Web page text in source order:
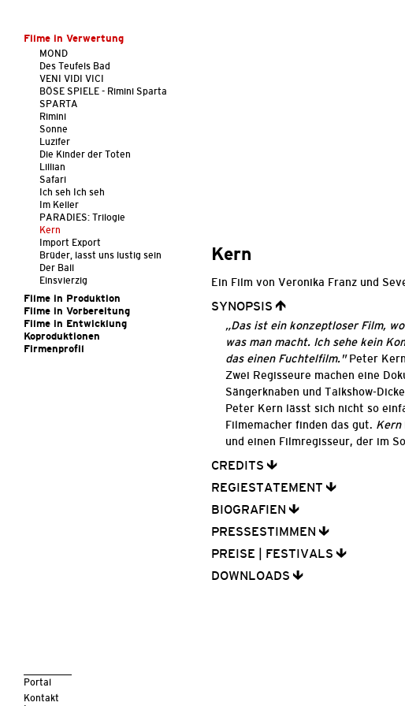
Kern
Ein Film von Veronika Franz und
SYNOPSIS
„Das ist ein konzeptloser Film,
was man macht. Ich sehe kein
das einen Fuchtelfilm."Peter
Zwei Regisseure machen eine
Sängerknaben und Talkshow-
Peter Kern lässt sich nicht so
Filmemacher finden das gut. Kern
und einen Filmregisseur, der im
CREDITS
REGIESTATEMENT
BIOGRAFIEN
PRESSESTIMMEN
PREISE | FESTIVALS
DOWNLOADS
Filme in Verwertung
MOND
Des Teufels Bad
VENI VIDI VICI
BÖSE SPIELE - Rimini Sparta
SPARTA
Rimini
Sonne
Luzifer
Die Kinder der Toten
Lillian
Safari
Ich seh Ich seh
Im Keller
PARADIES: Trilogie
Kern
Import Export
Brüder, lasst uns lustig sein
Der Ball
Einsvierzig
Filme in Produktion
Filme in Vorbereitung
Filme in Entwicklung
Koproduktionen
Firmenprofil
Portal
Kontakt